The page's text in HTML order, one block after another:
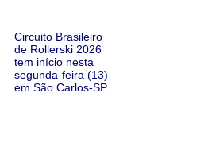
Circuito Brasileiro
de Rollerski 2026
tem início nesta
segunda-feira (13)
em São Carlos-SP